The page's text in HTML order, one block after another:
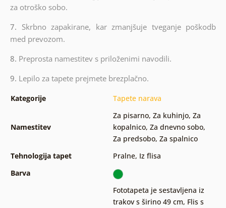
za otroško sobo.
7. Skrbno zapakirane, kar zmanjšuje tveganje poškodb
med prevozom.
8. Preprosta namestitev s priloženimi navodili.
9. Lepilo za tapete prejmete brezplačno.
Kategorije Tapete narava
Namestitev
Za pisarno, Za kuhinjo, Za
kopalnico, Za dnevno sobo,
Za predsobo, Za spalnico
Tehnologija tapet
Pralne, Iz flisa
Barva
Fototapeta je sestavljena iz
trakov s širino 49 cm, Flis s